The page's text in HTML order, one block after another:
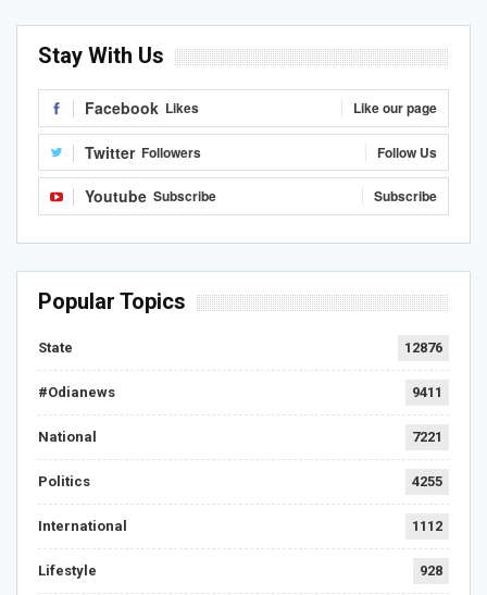
Stay With Us
Facebook Likes Like our page
Twitter Followers Follow Us
Youtube Subscribe Subscribe
Popular Topics
State 12876
#Odianews 9411
National 7221
Politics 4255
International 1112
Lifestyle 928